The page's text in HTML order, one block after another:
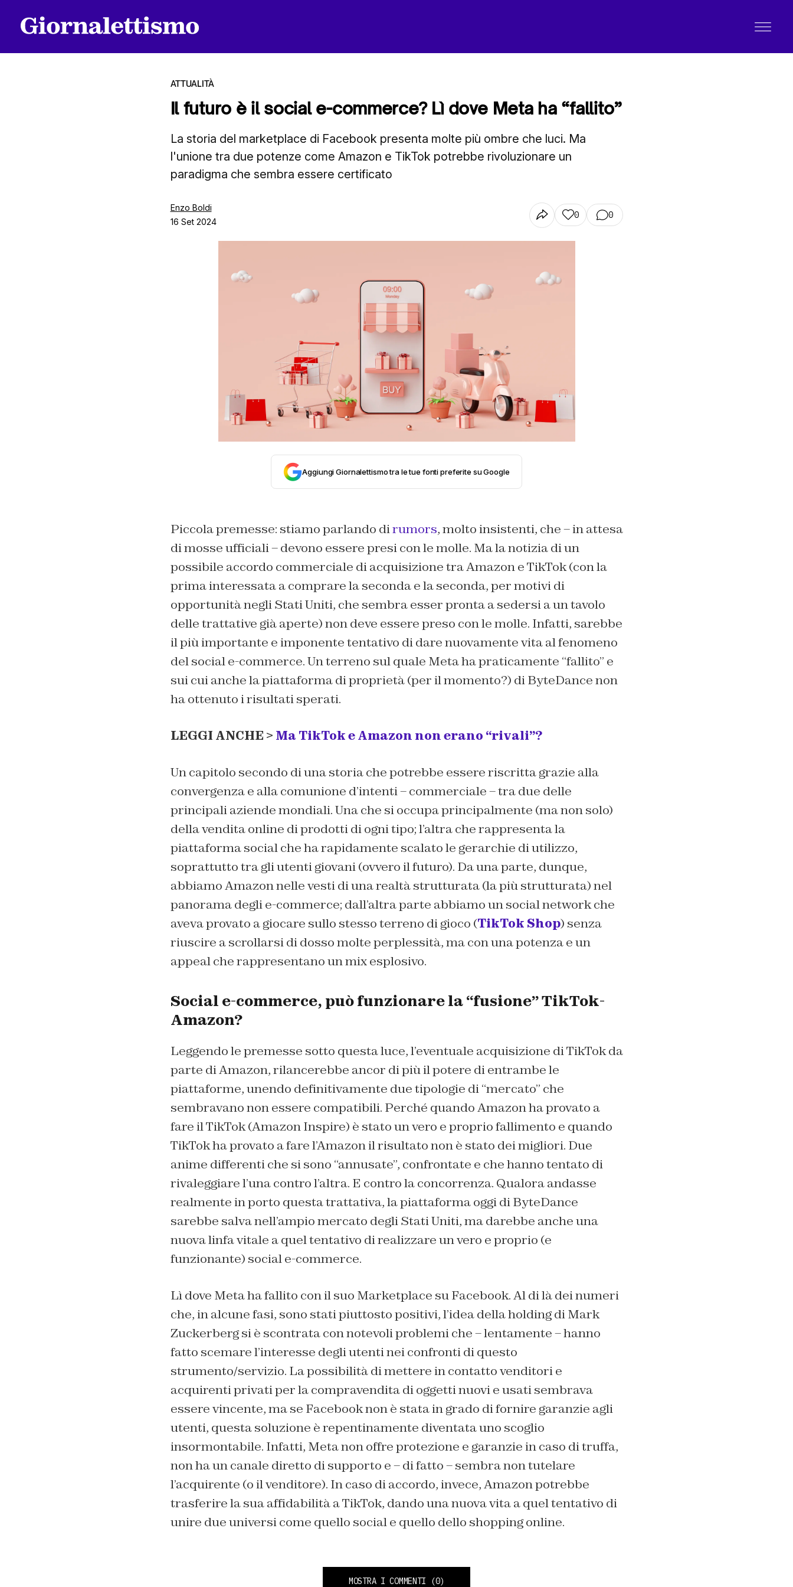
ATTUALITÀ
Il futuro è il social e-commerce? Lì dove Meta ha “fallito”
La storia del marketplace di Facebook presenta molte più ombre che luci. Ma
l'unione tra due potenze come Amazon e TikTok potrebbe rivoluzionare un
paradigma che sembra essere certificato
Enzo Boldi
16 Set 2024
0 0
Aggiungi Giornalettismo tra le tue fonti preferite su Google
Piccola premesse: stiamo parlando dirumors, molto insistenti, che – in attesa
di mosse ufficiali – devono essere presi con le molle. Ma la notizia di un
possibile accordo commerciale di acquisizione tra Amazon e TikTok (con la
prima interessata a comprare la seconda e la seconda, per motivi di
opportunità negli Stati Uniti, che sembra esser pronta a sedersi a un tavolo
delle trattative già aperte) non deve essere preso con le molle. Infatti, sarebbe
il più importante e imponente tentativo di dare nuovamente vita al fenomeno
del social e-commerce. Un terreno sul quale Meta ha praticamente “fallito” e
sui cui anche la piattaforma di proprietà (per il momento?) di ByteDance non
ha ottenuto i risultati sperati.
LEGGI ANCHE > Ma TikTok e Amazon non erano “rivali”?
Un capitolo secondo di una storia che potrebbe essere riscritta grazie alla
convergenza e alla comunione d’intenti – commerciale – tra due delle
principali aziende mondiali. Una che si occupa principalmente (ma non solo)
della vendita online di prodotti di ogni tipo; l’altra che rappresenta la
piattaforma social che ha rapidamente scalato le gerarchie di utilizzo,
soprattutto tra gli utenti giovani (ovvero il futuro). Da una parte, dunque,
abbiamo Amazon nelle vesti di una realtà strutturata (la più strutturata) nel
panorama degli e-commerce; dall’altra parte abbiamo un social network che
aveva provato a giocare sullo stesso terreno di gioco (TikTok Shop) senza
riuscire a scrollarsi di dosso molte perplessità, ma con una potenza e un
appeal che rappresentano un mix esplosivo.
Social e-commerce, può funzionare la “fusione” TikTok-
Amazon?
Leggendo le premesse sotto questa luce, l’eventuale acquisizione di TikTok da
parte di Amazon, rilancerebbe ancor di più il potere di entrambe le
piattaforme, unendo definitivamente due tipologie di “mercato” che
sembravano non essere compatibili. Perché quando Amazon ha provato a
fare il TikTok (Amazon Inspire) è stato un vero e proprio fallimento e quando
TikTok ha provato a fare l’Amazon il risultato non è stato dei migliori. Due
anime differenti che si sono “annusate”, confrontate e che hanno tentato di
rivaleggiare l’una contro l’altra. E contro la concorrenza. Qualora andasse
realmente in porto questa trattativa, la piattaforma oggi di ByteDance
sarebbe salva nell’ampio mercato degli Stati Uniti, ma darebbe anche una
nuova linfa vitale a quel tentativo di realizzare un vero e proprio (e
funzionante) social e-commerce.
Lì dove Meta ha fallito con il suo Marketplace su Facebook. Al di là dei numeri
che, in alcune fasi, sono stati piuttosto positivi, l’idea della holding di Mark
Zuckerberg si è scontrata con notevoli problemi che – lentamente – hanno
fatto scemare l’interesse degli utenti nei confronti di questo
strumento/servizio. La possibilità di mettere in contatto venditori e
acquirenti privati per la compravendita di oggetti nuovi e usati sembrava
essere vincente, ma se Facebook non è stata in grado di fornire garanzie agli
utenti, questa soluzione è repentinamente diventata uno scoglio
insormontabile. Infatti, Meta non offre protezione e garanzie in caso di truffa,
non ha un canale diretto di supporto e – di fatto – sembra non tutelare
l’acquirente (o il venditore). In caso di accordo, invece, Amazon potrebbe
trasferire la sua affidabilità a TikTok, dando una nuova vita a quel tentativo di
unire due universi come quello social e quello dello shopping online.
MOSTRA I COMMENTI (0)